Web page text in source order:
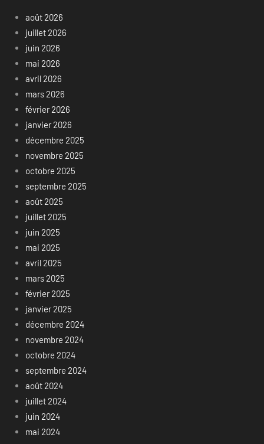
août 2026
juillet 2026
juin 2026
mai 2026
avril 2026
mars 2026
février 2026
janvier 2026
décembre 2025
novembre 2025
octobre 2025
septembre 2025
août 2025
juillet 2025
juin 2025
mai 2025
avril 2025
mars 2025
février 2025
janvier 2025
décembre 2024
novembre 2024
octobre 2024
septembre 2024
août 2024
juillet 2024
juin 2024
mai 2024